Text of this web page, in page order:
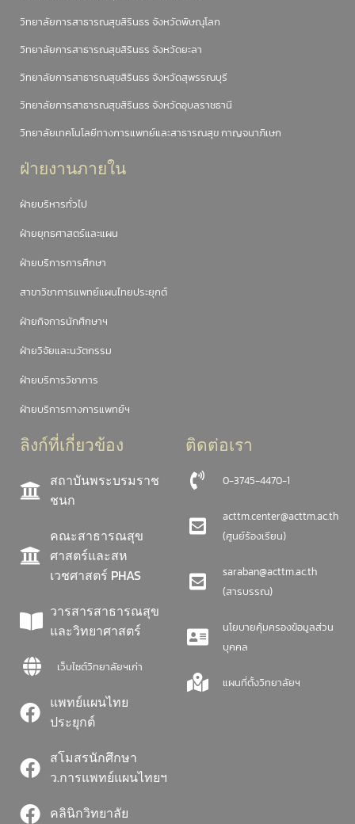
วิทยาลัยการสาธารณสุขสิรินธร จังหวัดพิษณุโลก
วิทยาลัยการสาธารณสุขสิรินธร จังหวัดยะลา
วิทยาลัยการสาธารณสุขสิรินธร จังหวัดสุพรรณบุรี
วิทยาลัยการสาธารณสุขสิรินธร จังหวัดอุบลราชธานี
วิทยาลัยเทคโนโลยีทางการแพทย์และสาธารณสุข กาญจนาภิเษก
ฝ่ายงานภายใน
ฝ่ายบริหารทั่วไป
ฝ่ายยุทธศาสตร์และแผน
ฝ่ายบริการการศึกษา
สาขาวิชาการแพทย์แผนไทยประยุกต์
ฝ่ายกิจการนักศึกษาฯ
ฝ่ายวิจัยและนวัตกรรม
ฝ่ายบริการวิชาการ
ฝ่ายบริการทางการแพทย์ฯ
ลิงก์ที่เกี่ยวข้อง
สถาบันพระบรมราช
ชนก
คณะสาธารณสุข
ศาสตร์และสห
เวชศาสตร์ PHAS
วารสารสาธารณสุข
และวิทยาศาสตร์
เว็บไซต์วิทยาลัยฯเก่า
แพทย์แผนไทย
ประยุกต์
สโมสรนักศึกษา
ว.การแพทย์แผนไทยฯ
คลินิกวิทยาลัย
ติดต่อเรา
0-3745-4470-1
acttm.center@acttm.ac.th
(ศูนย์ร้องเรียน)
saraban@acttm.ac.th
(สารบรรณ)
นโยบายคุ้มครองข้อมูลส่วน
บุคคล
แผนที่ตั้งวิทยาลัยฯ